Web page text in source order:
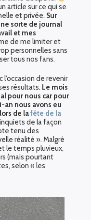
article sur ce qui se
et privée. Sur
sorte de journal
et mes
de me limiter et
personnelles sans
tous nos fans.
de revenir
résultats. Le mois
pour nous car pour
an nous avons eu
de lafête de la
de la façon
tenu des
réalité ». Malgré
le temps pluvieux,
(mais pourtant
selon « les